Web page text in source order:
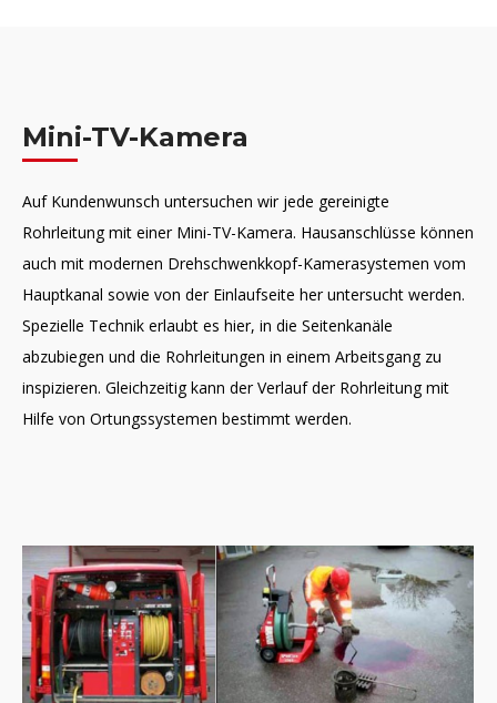
Mini-TV-Kamera
Auf Kundenwunsch untersuchen wir jede gereinigte
Rohrleitung mit einer Mini-TV-Kamera. Hausanschlüsse können
auch mit modernen Drehschwenkkopf-Kamerasystemen vom
Hauptkanal sowie von der Einlaufseite her untersucht werden.
Spezielle Technik erlaubt es hier, in die Seitenkanäle
abzubiegen und die Rohrleitungen in einem Arbeitsgang zu
inspizieren. Gleichzeitig kann der Verlauf der Rohrleitung mit
Hilfe von Ortungssystemen bestimmt werden.